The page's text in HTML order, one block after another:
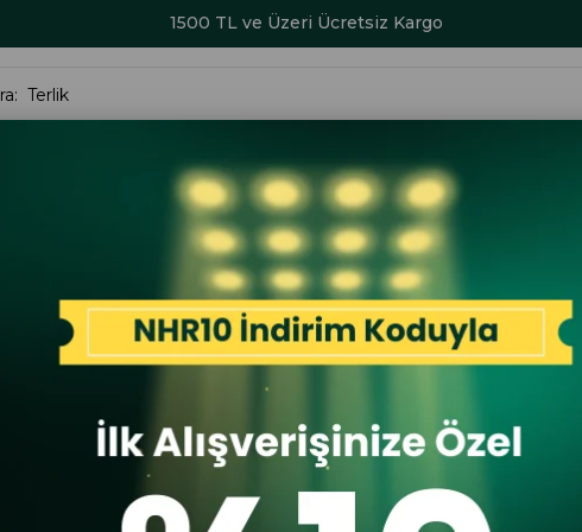
1500 TL ve Üzeri Ücretsiz Kargo
ERKEK ÇOCUK AKSESUAR SERİ SONU
Guja 5091 24YA Erkek Sneaker Günlük Ayakkabı Gri
Guja
Guja 5091
İlk
İlk